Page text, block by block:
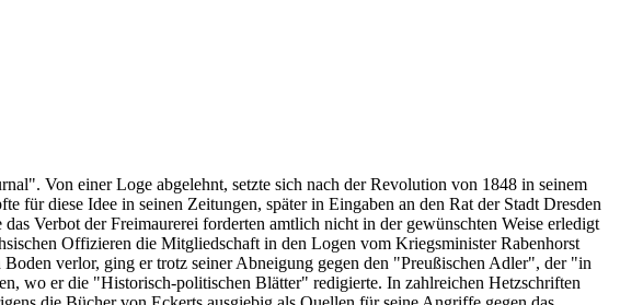
Von einer Loge abgelehnt, setzte sich nach der Revolution von 1848 in seinem
für diese Idee in seinen Zeitungen, später in Eingaben an den Rat der Stadt Dresden
Verbot der Freimaurerei forderten amtlich nicht in der gewünschten Weise erledigt
Offizieren die Mitgliedschaft in den Logen vom Kriegsminister Rabenhorst
verlor, ging er trotz seiner Abneigung gegen den "Preußischen Adler", der "in
wo er die "Historisch-politischen Blätter" redigierte. In zahlreichen Hetzschriften